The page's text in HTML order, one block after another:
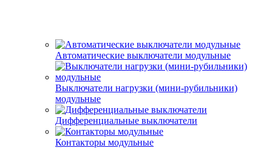
Автоматические выключатели модульные
Выключатели нагрузки (мини-рубильники)
модульные
Дифференциальные выключатели
Контакторы модульные